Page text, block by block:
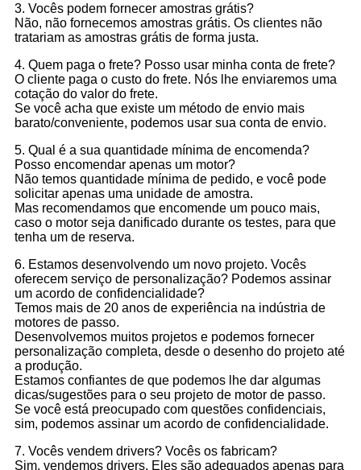
3. Vocês podem fornecer amostras grátis?
Não, não fornecemos amostras grátis. Os clientes não
tratariam as amostras grátis de forma justa.
4. Quem paga o frete? Posso usar minha conta de frete?
O cliente paga o custo do frete. Nós lhe enviaremos uma
cotação do valor do frete.
Se você acha que existe um método de envio mais
barato/conveniente, podemos usar sua conta de envio.
5. Qual é a sua quantidade mínima de encomenda?
Posso encomendar apenas um motor?
Não temos quantidade mínima de pedido, e você pode
solicitar apenas uma unidade de amostra.
Mas recomendamos que encomende um pouco mais,
caso o motor seja danificado durante os testes, para que
tenha um de reserva.
6. Estamos desenvolvendo um novo projeto. Vocês
oferecem serviço de personalização? Podemos assinar
um acordo de confidencialidade?
Temos mais de 20 anos de experiência na indústria de
motores de passo.
Desenvolvemos muitos projetos e podemos fornecer
personalização completa, desde o desenho do projeto até
a produção.
Estamos confiantes de que podemos lhe dar algumas
dicas/sugestões para o seu projeto de motor de passo.
Se você está preocupado com questões confidenciais,
sim, podemos assinar um acordo de confidencialidade.
7. Vocês vendem drivers? Vocês os fabricam?
Sim, vendemos drivers. Eles são adequados apenas para